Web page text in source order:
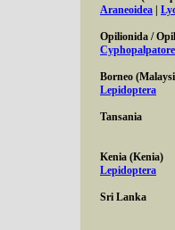
Araneoidea
Opilionida /
Borneo
Lepidoptera
Tansania
Kenia (Kenia)
Lepidoptera
Sri Lanka